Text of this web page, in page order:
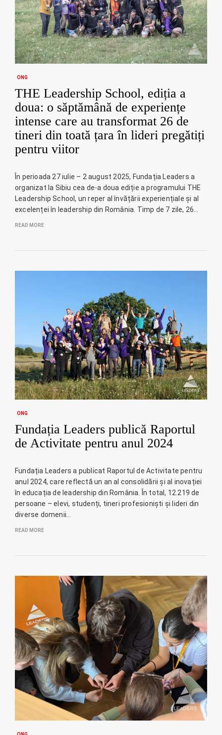
ONG
THE Leadership School, ediția a
doua: o săptămână de experiențe
intense care au transformat 26 de
tineri din toată țara în lideri pregătiți
pentru viitor
În perioada 27 iulie – 2 august 2025, Fundația Leaders a
organizat la Sibiu cea de-a doua ediție a programului THE
Leadership School, un reper al învățării experiențiale și al
excelenței în leadership din România. Timp de 7 zile, 26…
READ MORE
ONG
Fundația Leaders publică Raportul
de Activitate pentru anul 2024
Fundația Leaders a publicat Raportul de Activitate pentru
anul 2024, care reflectă un an al consolidării și al inovației
în educația de leadership din România. În total, 12.219 de
persoane – elevi, studenți, tineri profesioniști și lideri din
diverse domenii…
READ MORE